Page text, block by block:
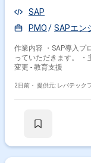
SAP
PMO
SAPエン
作業内容 ・SAP導入プ
っていただきます。 ・主に
変更 - 教育支援
2日前・ 提供元: レバテック